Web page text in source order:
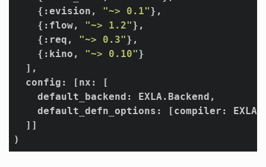
    {:evision,
"~> 0.1"},
    {:flow,
"~> 1.2"},
    {:req,
"~> 0.3"},
    {:kino,
"~> 0.10"}
  ],
config : [nx: [
    default_backend: EXLA.Backend,
default_defn_options : [compiler: EXLA]
  ]]
)